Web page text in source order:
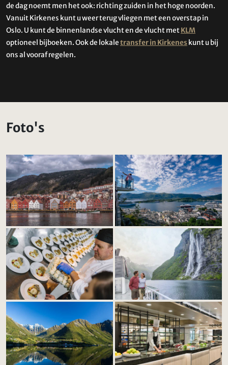
de dag noemt men het ook: richting zuiden in het hoge noorden.
Vanuit Kirkenes kunt u weer terug vliegen met een overstap in
Oslo. U kunt de binnenlandse vlucht en de vlucht metKLM
optioneel bijboeken. Ook de lokaletransfer in Kirkenes kunt u bij
ons al vooraf regelen.
Foto's